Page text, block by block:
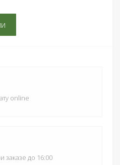
online
заказе до 16:00